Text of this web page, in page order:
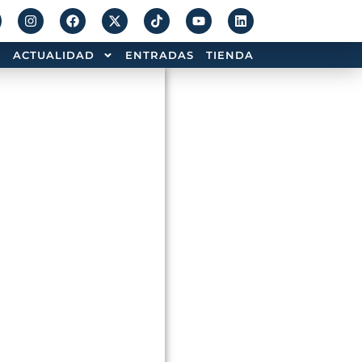
ACTUALIDAD ENTRADAS TIENDA